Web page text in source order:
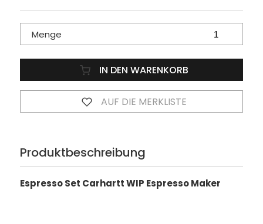
Menge
IN DEN WARENKORB
AUF DIE MERKLISTE
Produktbeschreibung
Espresso Set Carhartt WIP Espresso Maker